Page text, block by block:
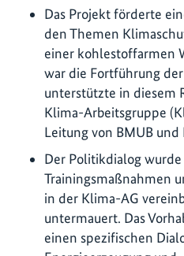
Das Projekt förderte
den Themen
einer kohlestoffarmen
war die Fortführung
unterstützte in diesem
Klima-Arbeitsgruppe
Leitung von BMUB und
Der Politikdialog
Trainingsmaßnahmen
in der Klima-AG
untermauert. Das
einen spezifischen